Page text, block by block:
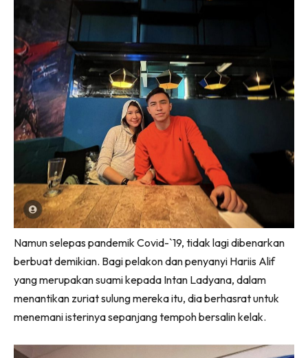
Namun selepas pandemik Covid-`19, tidak lagi dibenarkan
berbuat demikian. Bagi pelakon dan penyanyi Hariis Alif
yang merupakan suami kepada Intan Ladyana, dalam
menantikan zuriat sulung mereka itu, dia berhasrat untuk
menemani isterinya sepanjang tempoh bersalin kelak.